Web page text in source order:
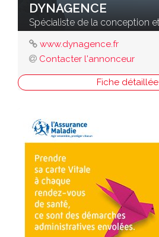
DYNAGENCE
www.dynagence.fr
Contacter l'annonceur
Fiche détaillée